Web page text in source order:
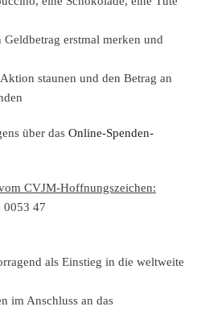
erstmal merken und
staunen und den Betrag an
über das Online-Spenden-
CVJM-Hoffnungszeichen:
47
als Einstieg in die weltweite
im Anschluss an das